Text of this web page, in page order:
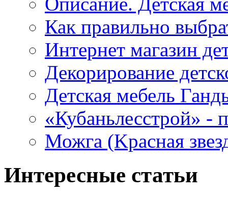
Как правильно
Интернет магазин
Декорирование
Детская мебель
«Кубаньлесстрой» -
Можга (Kрасная
Интересные статьи